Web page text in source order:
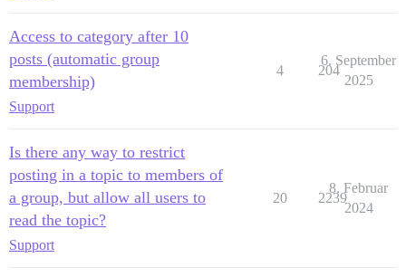
Access to category after 10
posts (automatic group
membership)
Support
4 204
6. September
2025
Is there any way to restrict
posting in a topic to members of
a group, but allow all users to
read the topic?
Support
20 2239
8. Februar
2024